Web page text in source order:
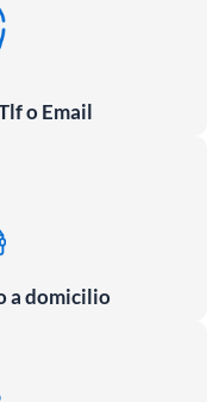
o Email
a domicilio